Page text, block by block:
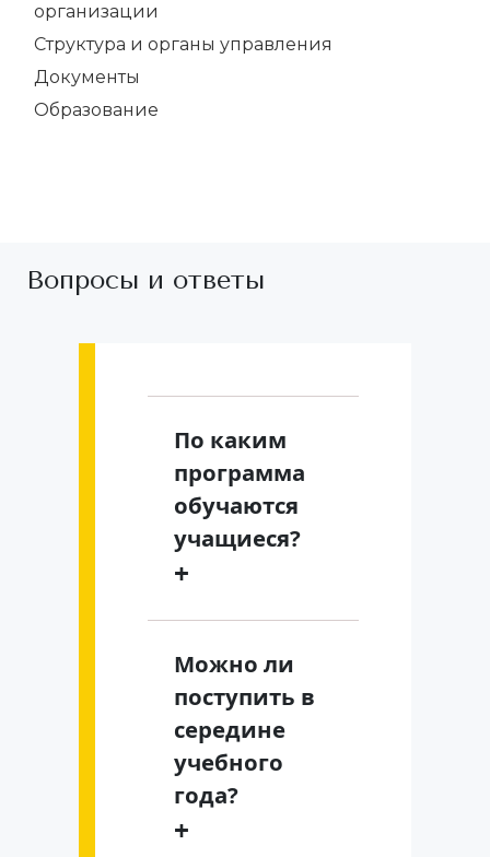
организации
Структура и органы управления
Документы
Образование
Вопросы и ответы
По каким
программа
обучаются
учащиеся?
+
Можно ли
поступить в
середине
учебного
года?
+